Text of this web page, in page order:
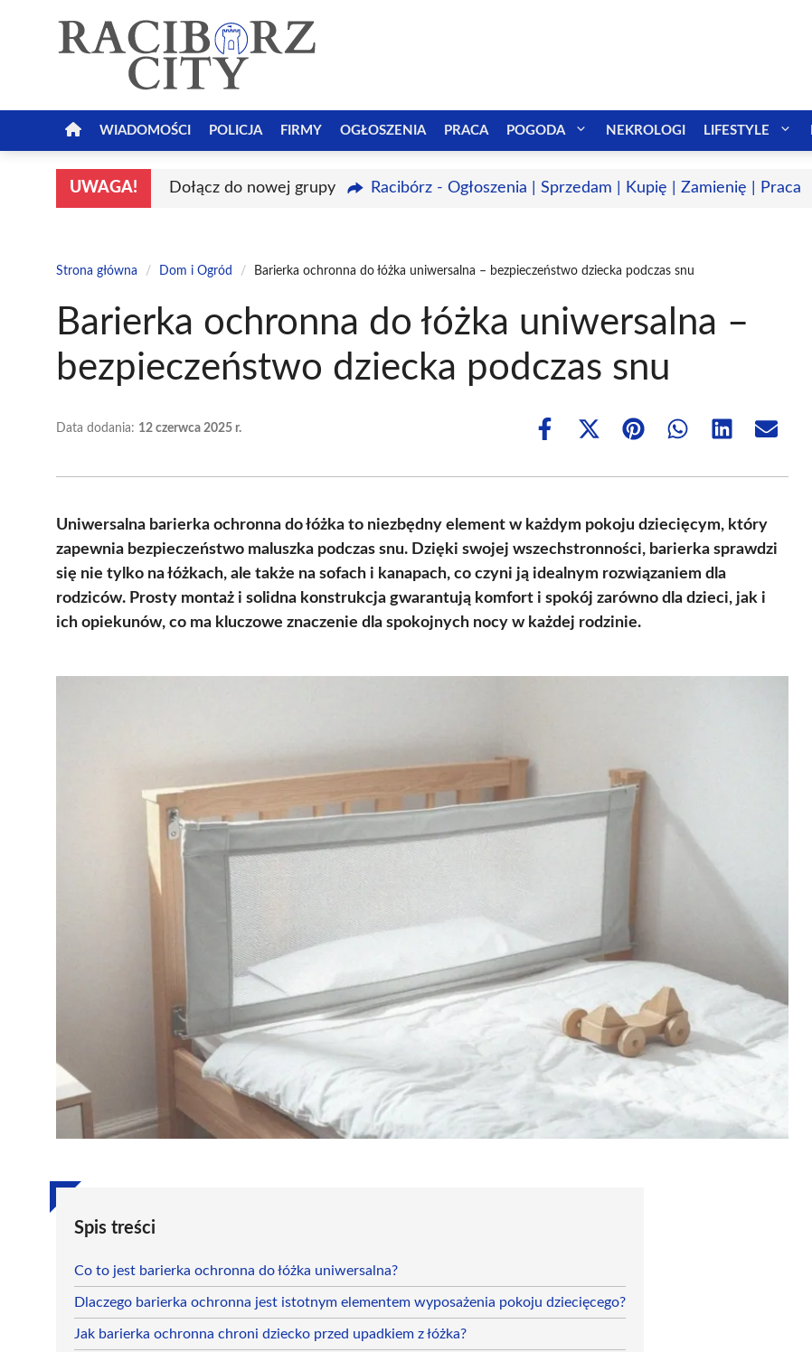
WIADOMOŚCI POLICJA FIRMY OGŁOSZENIA PRACA POGODA NEKROLOGI LIFESTYLE
UWAGA! Dołącz do nowej grupy Racibórz - Ogłoszenia | Sprzedam | Kupię | Zamienię | Praca
Strona główna / Dom i Ogród / Barierka ochronna do łóżka uniwersalna – bezpieczeństwo dziecka podczas snu
Barierka ochronna do łóżka uniwersalna –
bezpieczeństwo dziecka podczas snu
Data dodania: 12 czerwca 2025 r.
Share
Share
(Twitter)
Share Share Share Share
Uniwersalna barierka ochronna do łóżka to niezbędny element w każdym pokoju dziecięcym, który
zapewnia bezpieczeństwo maluszka podczas snu. Dzięki swojej wszechstronności, barierka sprawdzi
się nie tylko na łóżkach, ale także na sofach i kanapach, co czyni ją idealnym rozwiązaniem dla
rodziców. Prosty montaż i solidna konstrukcja gwarantują komfort i spokój zarówno dla dzieci, jak i
ich opiekunów, co ma kluczowe znaczenie dla spokojnych nocy w każdej rodzinie.
Spis treści
Co to jest barierka ochronna do łóżka uniwersalna?
Dlaczego barierka ochronna jest istotnym elementem wyposażenia pokoju dziecięcego?
Jak barierka ochronna chroni dziecko przed upadkiem z łóżka?